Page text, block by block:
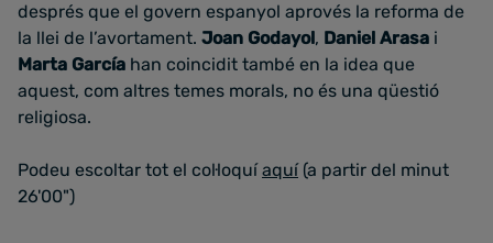
després que el govern espanyol aprovés la reforma de
la llei de l’avortament. Joan Godayol, Daniel Arasa i
Marta García han coincidit també en la idea que
aquest, com altres temes morals, no és una qüestió
religiosa.
Podeu escoltar tot el col·loquíaquí(a partir del minut
26'00")